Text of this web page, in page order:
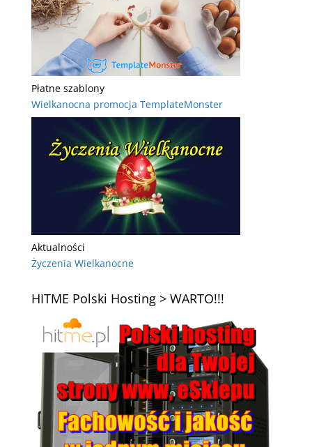
Płatne szablony
Wielkanocna promocja TemplateMonster
Aktualności
Życzenia Wielkanocne
HITME Polski Hosting > WARTO!!!